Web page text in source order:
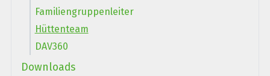
Familiengruppenleiter
Hüttenteam
DAV360
Downloads